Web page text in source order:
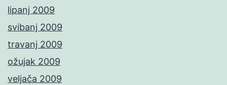
lipanj 2009
svibanj 2009
travanj 2009
ožujak 2009
veljača 2009